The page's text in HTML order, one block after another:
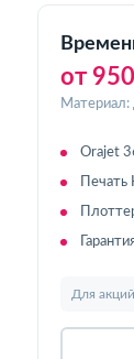
от
Материал:
Orajet
Печать
Для